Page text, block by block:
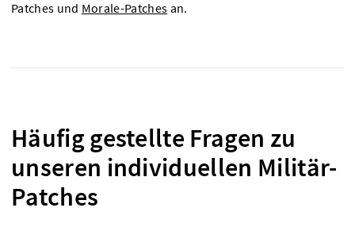
Patches und Morale-Patches an.
Häufig gestellte Fragen zu
unseren individuellen Militär-
Patches